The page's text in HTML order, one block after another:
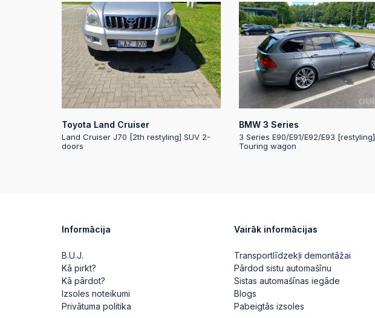
Toyota Land Cruiser
Land Cruiser J70 [2th restyling] SUV 2-
doors
BMW 3 Series
3 Series E90/E91/E92/E93 [restyling]
Touring wagon
Informācija
B.U.J.
Kā pirkt?
Kā pārdot?
Izsoles noteikumi
Privātuma politika
Vairāk informācijas
Transportlīdzekļi demontāžai
Pārdod sistu automašīnu
Sistas automašīnas iegāde
Blogs
Pabeigtās izsoles